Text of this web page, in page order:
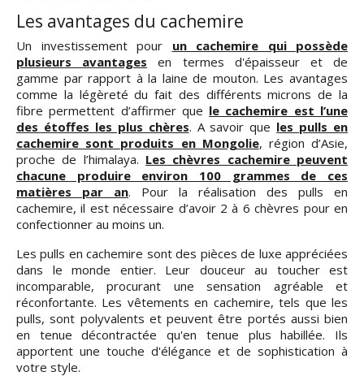
Les avantages du cachemire
Un investissement pour un cachemire qui possède
plusieurs avantages en termes d'épaisseur et de
gamme par rapport à la laine de mouton. Les avantages
comme la légèreté du fait des différents microns de la
fibre permettent d’affirmer que le cachemire est l’une
des étoffes les plus chères. A savoir que les pulls en
cachemire sont produits en Mongolie, région d’Asie,
proche de l’himalaya. Les chèvres cachemire peuvent
chacune produire environ 100 grammes de ces
matières par an. Pour la réalisation des pulls en
cachemire, il est nécessaire d’avoir 2 à 6 chèvres pour en
confectionner au moins un.
Les pulls en cachemire sont des pièces de luxe appréciées
dans le monde entier. Leur douceur au toucher est
incomparable, procurant une sensation agréable et
réconfortante. Les vêtements en cachemire, tels que les
pulls, sont polyvalents et peuvent être portés aussi bien
en tenue décontractée qu'en tenue plus habillée. Ils
apportent une touche d'élégance et de sophistication à
votre style.